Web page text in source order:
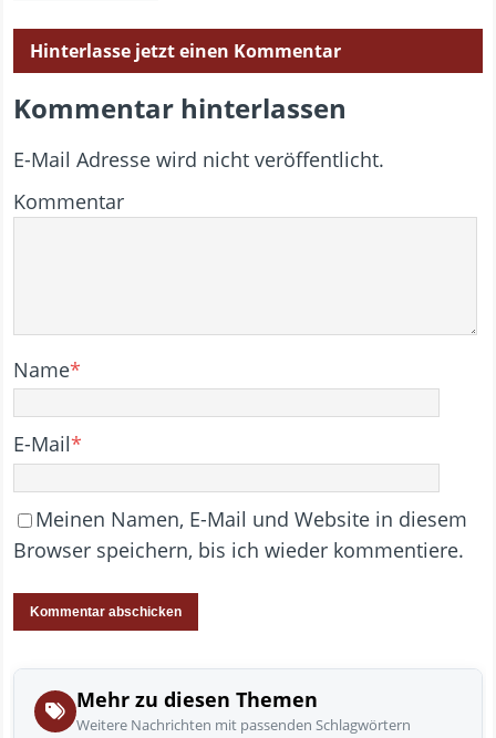
Hinterlasse jetzt einen Kommentar
Kommentar hinterlassen
E-Mail Adresse wird nicht veröffentlicht.
Kommentar
Name*
E-Mail*
Meinen Namen, E-Mail und Website in diesem
Browser speichern, bis ich wieder kommentiere.
Mehr zu diesen Themen
Weitere Nachrichten mit passenden Schlagwörtern